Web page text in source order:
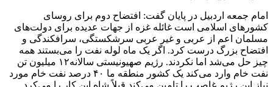
امام جمعه اردبیل در پایان گفت: افتضاح دوم برای روسای
کشورهای اسلامی است غائله غزه از جهات عدیده برای دولت‌های
مسلمان اعم از عربی و غیر عربی سرشکستگی، سرافکندگی و
افتضاح بزرگ درست کرد. اگر یک ماه لوله نفت را می‌بستند همه
چیز حل می‌شد اما نکردند. رژیم صهیونیستی سالانه۱۲ میلیون تن
نفت خام وارد می‌کند یک کشور منطقه ما ۴۰ درصد نفت خام مورد
نیاز این رژیم غاصب را تامین می‌کند قبلاً شاه این کار را می‌کرد.